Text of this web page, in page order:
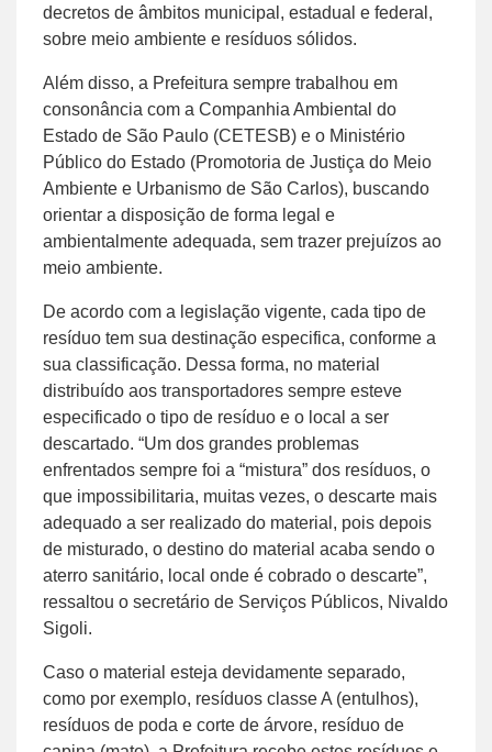
decretos de âmbitos municipal, estadual e federal,
sobre meio ambiente e resíduos sólidos.
Além disso, a Prefeitura sempre trabalhou em
consonância com a Companhia Ambiental do
Estado de São Paulo (CETESB) e o Ministério
Público do Estado (Promotoria de Justiça do Meio
Ambiente e Urbanismo de São Carlos), buscando
orientar a disposição de forma legal e
ambientalmente adequada, sem trazer prejuízos ao
meio ambiente.
De acordo com a legislação vigente, cada tipo de
resíduo tem sua destinação especifica, conforme a
sua classificação. Dessa forma, no material
distribuído aos transportadores sempre esteve
especificado o tipo de resíduo e o local a ser
descartado. “Um dos grandes problemas
enfrentados sempre foi a “mistura” dos resíduos, o
que impossibilitaria, muitas vezes, o descarte mais
adequado a ser realizado do material, pois depois
de misturado, o destino do material acaba sendo o
aterro sanitário, local onde é cobrado o descarte”,
ressaltou o secretário de Serviços Públicos, Nivaldo
Sigoli.
Caso o material esteja devidamente separado,
como por exemplo, resíduos classe A (entulhos),
resíduos de poda e corte de árvore, resíduo de